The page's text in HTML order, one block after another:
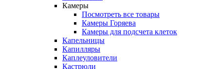
Камеры
Посмотреть все товары
Камеры Горяева
Камеры для подсчета клеток
Капельницы
Капилляры
Каплеуловители
Кастрюли